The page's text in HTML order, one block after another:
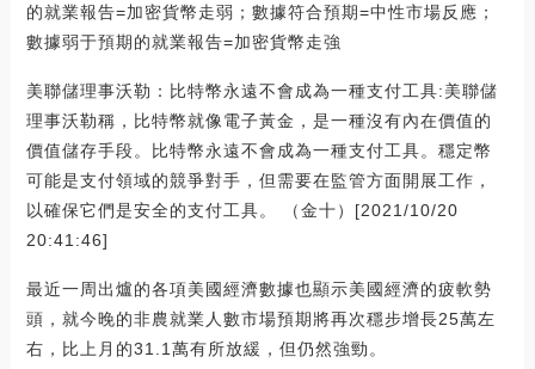
的就業報告=加密貨幣走弱；數據符合預期=中性市場反應；
數據弱于預期的就業報告=加密貨幣走強
美聯儲理事沃勒：比特幣永遠不會成為一種支付工具:美聯儲
理事沃勒稱，比特幣就像電子黃金，是一種沒有內在價值的
價值儲存手段。比特幣永遠不會成為一種支付工具。穩定幣
可能是支付領域的競爭對手，但需要在監管方面開展工作，
以確保它們是安全的支付工具。 （金十）[2021/10/20
20:41:46]
最近一周出爐的各項美國經濟數據也顯示美國經濟的疲軟勢
頭，就今晚的非農就業人數市場預期將再次穩步增長25萬左
右，比上月的31.1萬有所放緩，但仍然強勁。